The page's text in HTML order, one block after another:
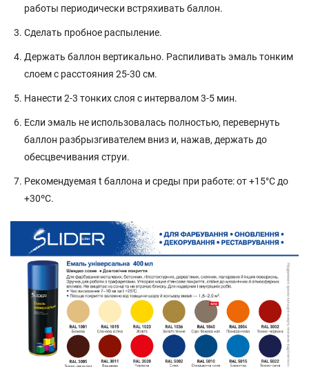
работы периодически встряхивать баллон.
Сделать пробное распыление.
Держать баллон вертикально. Распиливать эмаль тонким
слоем с расстояния 25-30 см.
Нанести 2-3 тонких слоя с интервалом 3-5 мин.
Если эмаль не использовалась полностью, перевернуть
баллон разбрызгивателем вниз и, нажав, держать до
обесцвечивания струи.
Рекомендуемая t баллона и среды при работе: от +15°C до
+30ºС.